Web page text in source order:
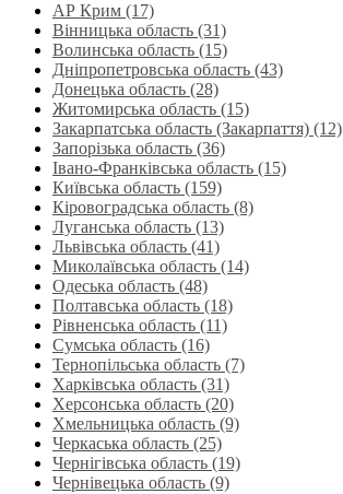
АР Крим (17)
Вінницька область (31)
Волинська область‎ (15)
Дніпропетровська область‎ (43)
Донецька область (28)
Житомирська область (15)
Закарпатська область (Закарпаття) (12)
Запорізька область (36)
Івано-Франківська область (15)
Київська область (159)
Кіровоградська область (8)
Луганська область‎ (13)
Львівська область‎ (41)
Миколаївська область‎ (14)
Одеська область‎ (48)
Полтавська область (18)
Рівненська область‎ (11)
Сумська область‎ (16)
Тернопільська область‎ (7)
Харківська область‎ (31)
Херсонська область‎ (20)
Хмельницька область‎ (9)
Черкаська область‎ (25)
Чернігівська область (19)
Чернівецька область (9)